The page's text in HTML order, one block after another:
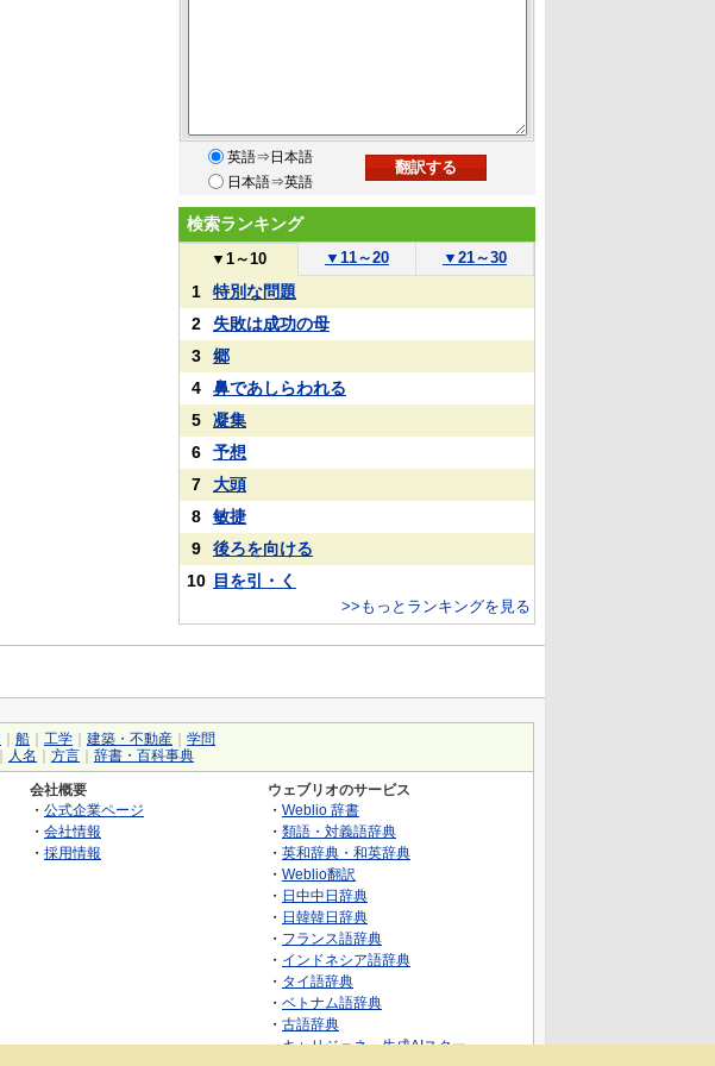
英語⇒日本語
日本語⇒英語
検索ランキング
▼ 1～10 ▼ 11～20 ▼ 21～30
1
特別な問題
2
失敗は成功の母
3
郷
4
鼻であしらわれる
5
凝集
6
予想
7
大頭
8
敏捷
9
後ろを向ける
10 目を引・く
>>もっとランキングを見る
船 工学 建築・不動産
学問
人名 方言 辞書・百科事典
会社概要
・ 公式企業ページ
・ 会社情報
・ 採用情報
ウェブリオのサービス
・ Weblio 辞書
・ 類語・対義語辞典
・ 英和辞典・和英辞典
・ Weblio翻訳
・ 日中中日辞典
・ 日韓韓日辞典
・ フランス語辞典
・ インドネシア語辞典
・ タイ語辞典
・ ベトナム語辞典
・ 古語辞典
・キャリジェネ～生成AIスクー